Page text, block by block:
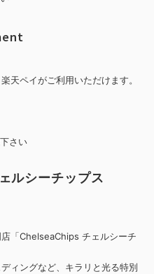
天ペイがご利用いただけます。
さい
ルシーチップス
「ChelseaChips チェルシーチ
ィングなど、キラリと光る特別